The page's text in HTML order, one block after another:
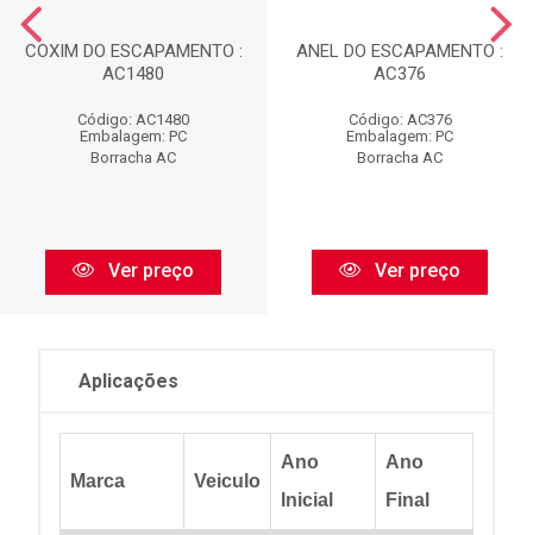
COXIM DO ESCAPAMENTO :
AC1480
Código: AC1480
Embalagem: PC
Borracha AC
Ver preço
ANEL DO ESCAPAMENTO :
AC376
Código: AC376
Embalagem: PC
Borracha AC
Ver preço
Aplicações
Marca Veiculo
Ano
Inicial
Ano
Final